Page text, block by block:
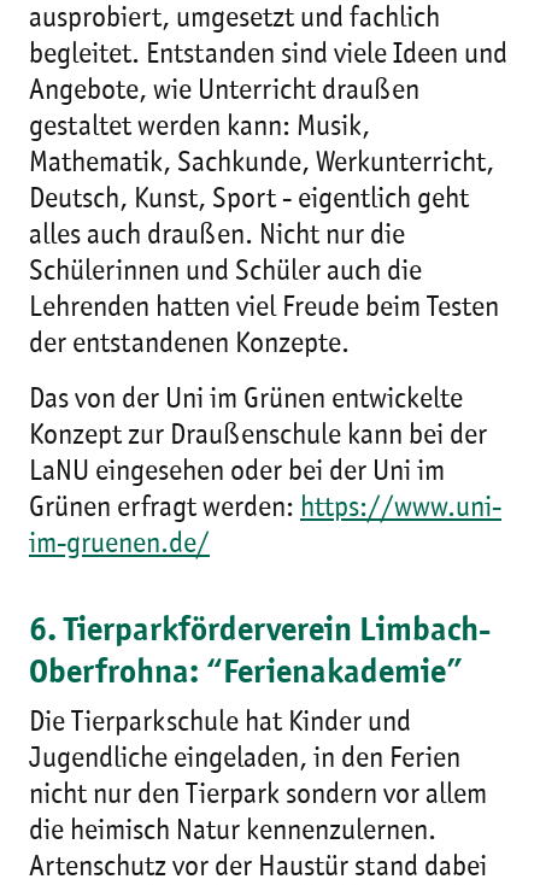
ausprobiert, umgesetzt und fachlich
begleitet. Entstanden sind viele Ideen und
Angebote, wie Unterricht draußen
gestaltet werden kann: Musik,
Mathematik, Sachkunde, Werkunterricht,
Deutsch, Kunst, Sport - eigentlich geht
alles auch draußen. Nicht nur die
Schülerinnen und Schüler auch die
Lehrenden hatten viel Freude beim Testen
der entstandenen Konzepte.
Das von der Uni im Grünen entwickelte
Konzept zur Draußenschule kann bei der
LaNU eingesehen oder bei der Uni im
Grünen erfragt werden: https://www.uni-
im-gruenen.de/
6. Tierparkförderverein Limbach-
Oberfrohna: “Ferienakademie”
Die Tierparkschule hat Kinder und
Jugendliche eingeladen, in den Ferien
nicht nur den Tierpark sondern vor allem
die heimisch Natur kennenzulernen.
Artenschutz vor der Haustür stand dabei